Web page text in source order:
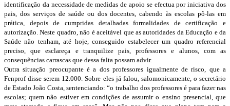
identificação da necessidade de medidas de apoio se efectua por iniciativa dos
pais, dos serviços de saúde ou dos docentes, cabendo às escolas pô-las em
prática, depois de cumpridas detalhadas formalidades de certificação e
autorização. Neste quadro, não é aceitável que as autoridades da Educação e da
Saúde não tenham, até hoje, conseguido estabelecer um quadro referencial
preciso, que esclareça e tranquilize pais, professores e alunos, com as
consequências carrascas que dessa falta possam advir.
Outra situação preocupante é a dos professores igualmente de risco, que a
Fenprof disse serem 12.000. Sobre eles já falou, salomonicamente, o secretário
de Estado João Costa, sentenciando: “o trabalho dos professores é para fazer nas
escolas; quem não estiver em condições de assumir o ensino presencial, que